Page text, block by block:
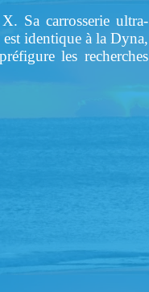
Sa carrosserie ultra-
identique à la Dyna,
les recherches